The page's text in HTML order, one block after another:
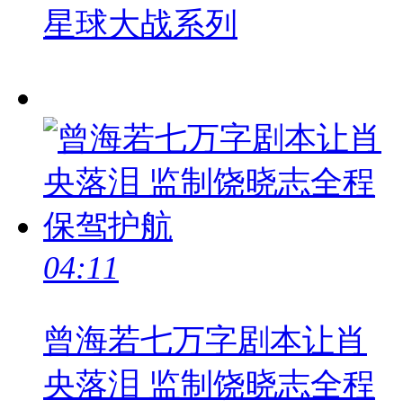
星球大战系列
04:11
曾海若七万字剧本让肖
央落泪 监制饶晓志全程